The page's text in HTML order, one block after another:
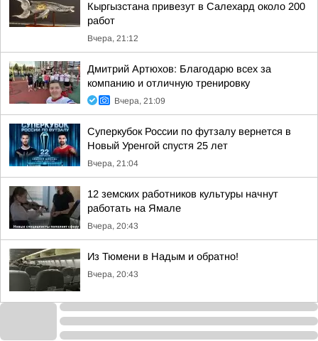
Кыргызстана привезут в Салехард около 200
работ
Вчера, 21:12
Дмитрий Артюхов: Благодарю всех за
компанию и отличную тренировку
Вчера, 21:09
Суперкубок России по футзалу вернется в
Новый Уренгой спустя 25 лет
Вчера, 21:04
12 земских работников культуры начнут
работать на Ямале
Вчера, 20:43
Из Тюмени в Надым и обратно!
Вчера, 20:43